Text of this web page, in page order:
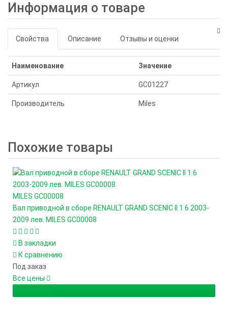
Информация о товаре
Свойства Описание Отзывы и оценки
Наименование Значение
Артикул GC01227
Производитель Miles
Похожие товары
MILES GC00008
Вал приводной в сборе RENAULT GRAND SCENIC II 1.6 2003-
2009 лев. MILES GC00008
В закладки
К сравнению
Под заказ
Все цены